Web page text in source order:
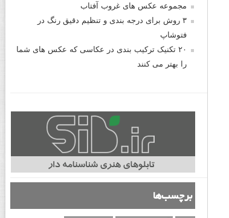
مجموعه عکس های غروب آفتاب
۳ روش برای درجه بندی و تنظیم دقیق رنگ در
فتوشاپ
۲۰ تکنیک ترکیب بندی در عکاسی که عکس های شما
را بهتر می کنند
برچسب‌ها